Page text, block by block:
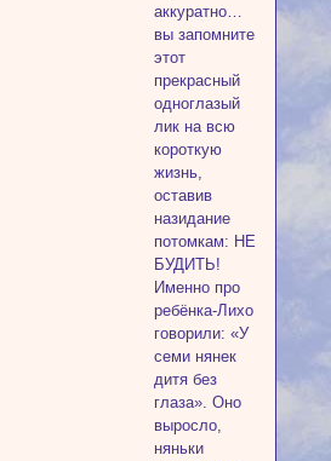
аккуратно…
вы запомните
этот
прекрасный
одноглазый
лик на всю
короткую
жизнь,
оставив
назидание
потомкам: НЕ
БУДИТЬ!
Именно про
ребёнка-Лихо
говорили: «У
семи нянек
дитя без
глаза». Оно
выросло,
няньки